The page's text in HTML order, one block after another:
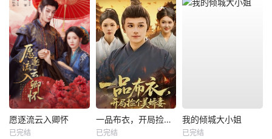
愿逐流云入卿怀
已完结
一品布衣，开局捡个美娇妻
已完结
我的倾城大小姐
已完结